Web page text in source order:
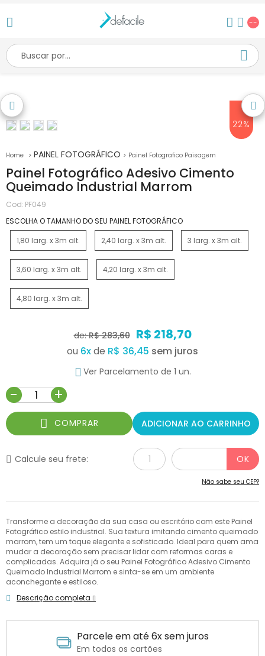
--
22%
PAINEL FOTOGRÁFICO Painel Fotografico Paisagem
Painel Fotográfico Adesivo Cimento
Queimado Industrial Marrom
Cod: PF049
ESCOLHA O TAMANHO DO SEU PAINEL FOTOGRÁFICO
1,80 larg. x 3m alt.
2,40 larg. x 3m alt. 3 larg. x 3m alt.
3,60 larg. x 3m alt. 4,20 larg. x 3m alt.
4,80 larg. x 3m alt.
de:R$ 283,60 R$ 218,70
ou 6xde R$ 36,45
Ver Parcelamento de 1 un.
- +
COMPRAR ADICIONAR AO CARRINHO
Calcule seu frete:
Não sabe seu CEP?
Transforme a decoração da sua casa ou escritório com este Painel
Fotográfico estilo industrial. Sua textura imitando cimento queimado
marrom, tem um toque elegante e sofisticado. Ideal para quem ama
mudar a decoração sem precisar lidar com reformas caras e
complicadas. Adquira já o seu Painel Fotográfico Adesivo Cimento
Queimado Industrial Marrom e sinta-se em um ambiente
aconchegante e estiloso.
Descrição completa
Parcele em até 6x sem juros
Em todos os cartões